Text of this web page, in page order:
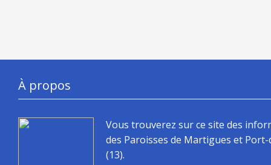
À propos
Vous trouverez sur ce site des
des Paroisses de Martigues et
(13).